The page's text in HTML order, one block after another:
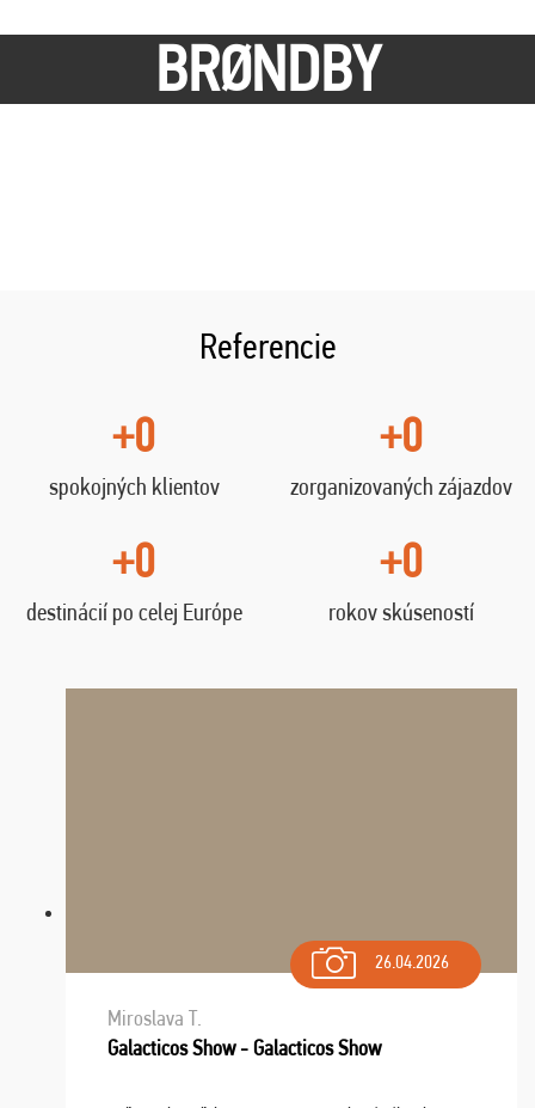
BRØNDBY
Referencie
+0
spokojných klientov
+0
zorganizovaných zájazdov
+0
destinácií po celej Európe
+0
rokov skúseností
26.04.2026
Miroslava T.
Galacticos Show - Galacticos Show